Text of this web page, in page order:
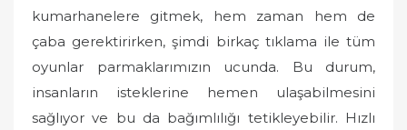
e
d
kumarhanelere gitmek, hem zaman hem de
çaba gerektirirken, şimdi birkaç tıklama ile tüm
oyunlar parmaklarımızın ucunda. Bu durum,
insanların isteklerine hemen ulaşabilmesini
sağlıyor ve bu da bağımlılığı tetikleyebilir. Hızlı